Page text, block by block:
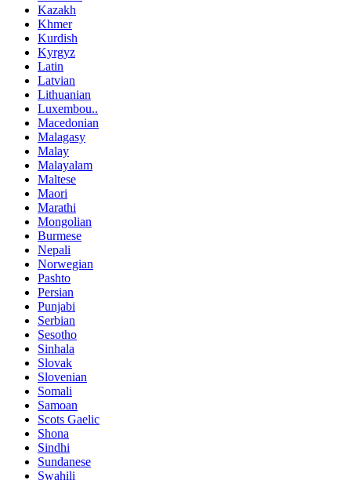
Kazakh
Khmer
Kurdish
Kyrgyz
Latin
Latvian
Lithuanian
Luxembou..
Macedonian
Malagasy
Malay
Malayalam
Maltese
Maori
Marathi
Mongolian
Burmese
Nepali
Norwegian
Pashto
Persian
Punjabi
Serbian
Sesotho
Sinhala
Slovak
Slovenian
Somali
Samoan
Scots Gaelic
Shona
Sindhi
Sundanese
Swahili